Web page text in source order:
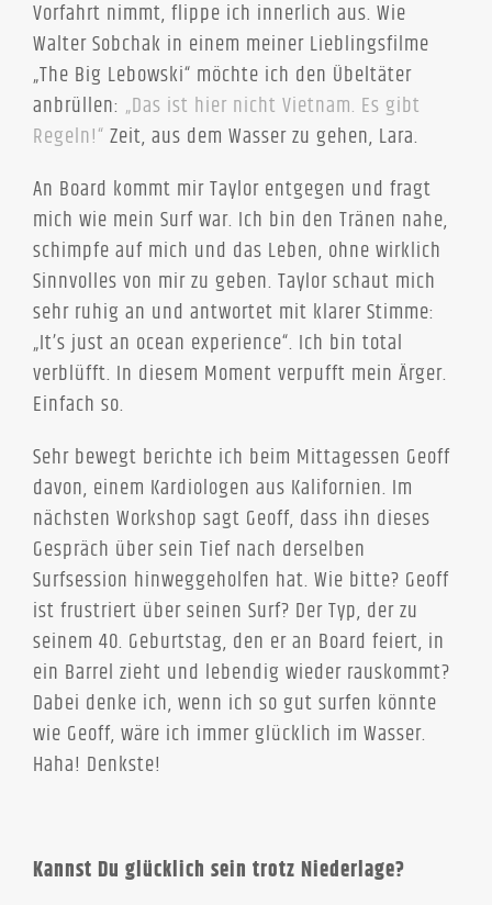
Vorfahrt nimmt, flippe ich innerlich aus. Wie
Walter Sobchak in einem meiner Lieblingsfilme
„The Big Lebowski“ möchte ich den Übeltäter
anbrüllen: „Das ist hier nicht Vietnam. Es gibt
Regeln!“ Zeit, aus dem Wasser zu gehen, Lara.
An Board kommt mir Taylor entgegen und fragt
mich wie mein Surf war. Ich bin den Tränen nahe,
schimpfe auf mich und das Leben, ohne wirklich
Sinnvolles von mir zu geben. Taylor schaut mich
sehr ruhig an und antwortet mit klarer Stimme:
„It’s just an ocean experience“. Ich bin total
verblüfft. In diesem Moment verpufft mein Ärger.
Einfach so.
Sehr bewegt berichte ich beim Mittagessen Geoff
davon, einem Kardiologen aus Kalifornien. Im
nächsten Workshop sagt Geoff, dass ihn dieses
Gespräch über sein Tief nach derselben
Surfsession hinweggeholfen hat. Wie bitte? Geoff
ist frustriert über seinen Surf? Der Typ, der zu
seinem 40. Geburtstag, den er an Board feiert, in
ein Barrel zieht und lebendig wieder rauskommt?
Dabei denke ich, wenn ich so gut surfen könnte
wie Geoff, wäre ich immer glücklich im Wasser.
Haha! Denkste!
Kannst Du glücklich sein trotz Niederlage?